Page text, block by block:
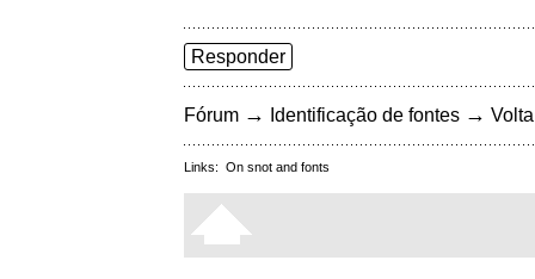
Responder
Fórum → Identificação de fontes →
Links: On snot and fonts